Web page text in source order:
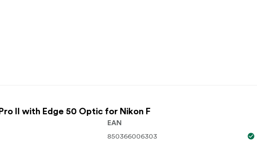
II with Edge 50 Optic for Nikon F
EAN
850366006303